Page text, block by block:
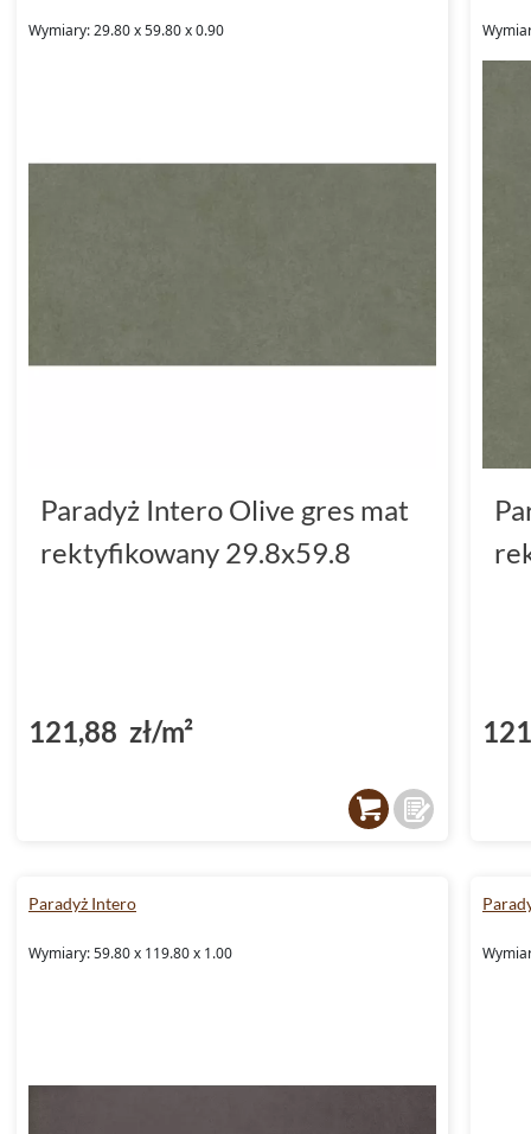
Wymiary: 29.80 x 59.80 x 0.90
Paradyż Intero Olive gres mat
rektyfikowany 29.8x59.8
121,88 zł/m²
Paradyż Intero
Wymiary: 59.80 x 119.80 x 1.00